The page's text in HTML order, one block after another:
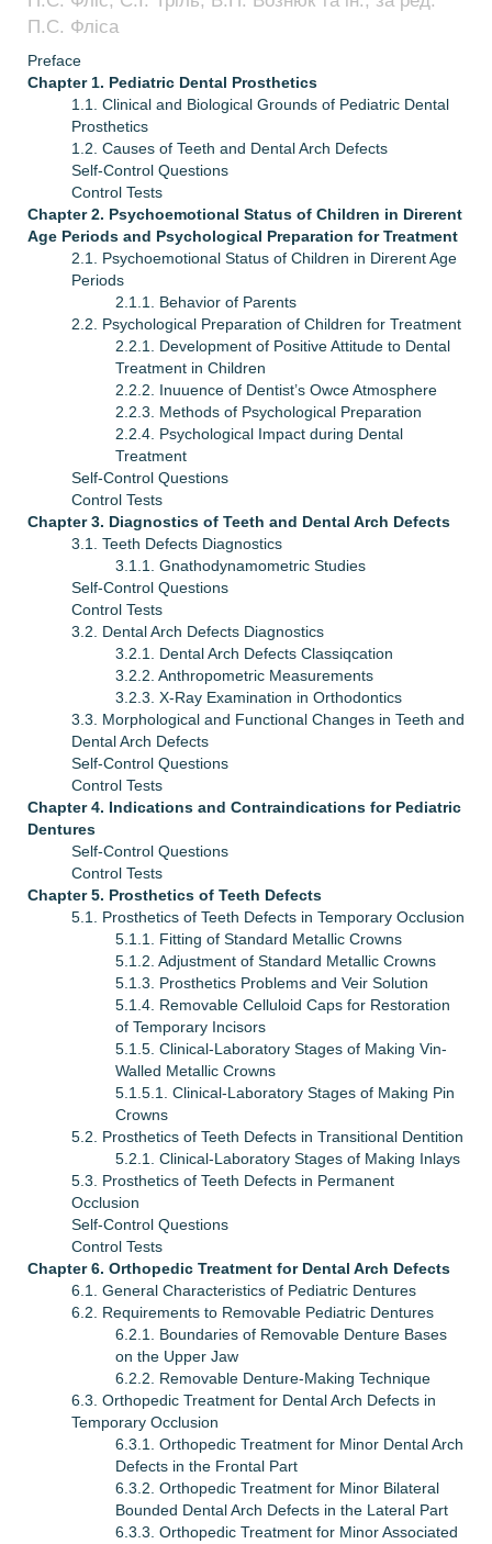
П.С. Фліса
Preface
Chapter 1. Pediatric Dental Prosthetics
1.1. Clinical and Biological Grounds of Pediatric Dental
Prosthetics
1.2. Causes of Teeth and Dental Arch Defects
Self-Control Questions
Control Tests
Chapter 2. Psychoemotional Status of Children in Direrent
Age Periods and Psychological Preparation for Treatment
2.1. Psychoemotional Status of Children in Direrent Age
Periods
2.1.1. Behavior of Parents
2.2. Psychological Preparation of Children for Treatment
2.2.1. Development of Positive Attitude to Dental
Treatment in Children
2.2.2. Inuuence of Dentist’s Owce Atmosphere
2.2.3. Methods of Psychological Preparation
2.2.4. Psychological Impact during Dental
Treatment
Self-Control Questions
Control Tests
Chapter 3. Diagnostics of Teeth and Dental Arch Defects
3.1. Teeth Defects Diagnostics
3.1.1. Gnathodynamometric Studies
Self-Control Questions
Control Tests
3.2. Dental Arch Defects Diagnostics
3.2.1. Dental Arch Defects Classiqcation
3.2.2. Anthropometric Measurements
3.2.3. X-Ray Examination in Orthodontics
3.3. Morphological and Functional Changes in Teeth and
Dental Arch Defects
Self-Control Questions
Control Tests
Chapter 4. Indications and Contraindications for Pediatric
Dentures
Self-Control Questions
Control Tests
Chapter 5. Prosthetics of Teeth Defects
5.1. Prosthetics of Teeth Defects in Temporary Occlusion
5.1.1. Fitting of Standard Metallic Crowns
5.1.2. Adjustment of Standard Metallic Crowns
5.1.3. Prosthetics Problems and Veir Solution
5.1.4. Removable Celluloid Caps for Restoration
of Temporary Incisors
5.1.5. Clinical-Laboratory Stages of Making Vin-
Walled Metallic Crowns
5.1.5.1. Clinical-Laboratory Stages of Making Pin
Crowns
5.2. Prosthetics of Teeth Defects in Transitional Dentition
5.2.1. Clinical-Laboratory Stages of Making Inlays
5.3. Prosthetics of Teeth Defects in Permanent
Occlusion
Self-Control Questions
Control Tests
Chapter 6. Orthopedic Treatment for Dental Arch Defects
6.1. General Characteristics of Pediatric Dentures
6.2. Requirements to Removable Pediatric Dentures
6.2.1. Boundaries of Removable Denture Bases
on the Upper Jaw
6.2.2. Removable Denture-Making Technique
6.3. Orthopedic Treatment for Dental Arch Defects in
Temporary Occlusion
6.3.1. Orthopedic Treatment for Minor Dental Arch
Defects in the Frontal Part
6.3.2. Orthopedic Treatment for Minor Bilateral
Bounded Dental Arch Defects in the Lateral Part
6.3.3. Orthopedic Treatment for Minor Associated